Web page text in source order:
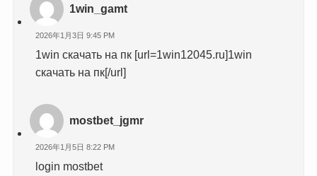
1win_gamt
2026年1月3日 9:45 PM
1win скачать на пк [url=1win12045.ru]1win
скачать на пк[/url]
mostbet_jgmr
2026年1月5日 8:22 PM
login mostbet